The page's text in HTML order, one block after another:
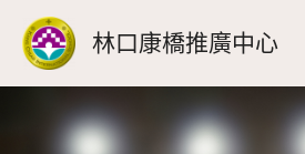
林口康橋推廣中心
尋